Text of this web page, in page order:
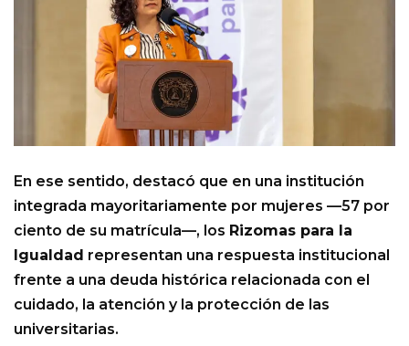
En ese sentido, destacó que en una institución
integrada mayoritariamente por mujeres —57 por
ciento de su matrícula—, los Rizomas para la
Igualdad representan una respuesta institucional
frente a una deuda histórica relacionada con el
cuidado, la atención y la protección de las
universitarias.